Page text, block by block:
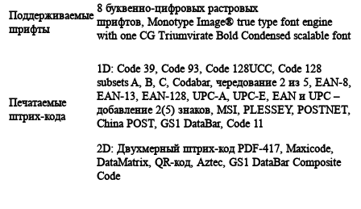
Поддерживаемые
шрифты
8 буквенно-цифровых растровых
шрифтов, Monotype Image® true type font engine
with one CG Triumvirate Bold Condensed scalable font
Печатаемые
штрих-кода
1D: Code 39, Code 93, Code 128UCC, Code 128
subsets A, B, C, Codabar, чередование 2 из 5, EAN-8,
EAN-13, EAN-128, UPC-A, UPC-E, EAN и UPC –
добавление 2(5) знаков, MSI, PLESSEY, POSTNET,
China POST, GS1 DataBar, Code 11
2D: Двухмерный штрих-код PDF-417, Maxicode,
DataMatrix, QR-код, Aztec, GS1 DataBar Composite
Code